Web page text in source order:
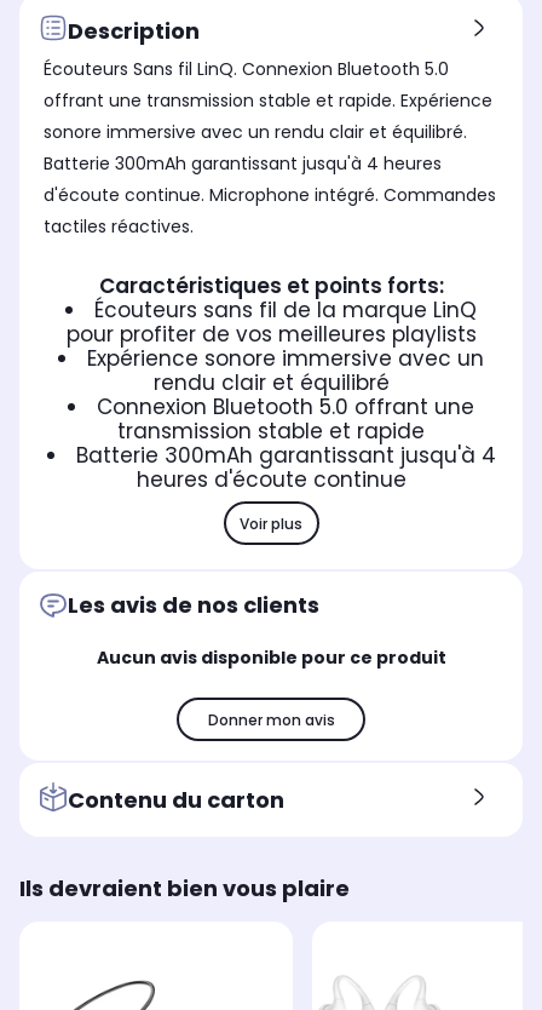
Confort d'écoute
intra-auriculaire
jusqu'à 12h
Autonomie des écouteurs
jusqu'à 4h
Temps de charge des écouteurs
Non concerné
jusqu'à 12h
Autonomie des écouteurs
jusqu'à 25h
Temps de charge des écouteurs
Description
Écouteurs Sans fil LinQ. Connexion Bluetooth 5.0
offrant une transmission stable et rapide. Expérience
sonore immersive avec un rendu clair et équilibré.
Batterie 300mAh garantissant jusqu'à 4 heures
d'écoute continue. Microphone intégré. Commandes
tactiles réactives.
Caractéristiques et points forts:
Écouteurs sans fil de la marque LinQ
pour profiter de vos meilleures playlists
Expérience sonore immersive avec un
rendu clair et équilibré
Connexion Bluetooth 5.0 offrant une
transmission stable et rapide
Batterie 300mAh garantissant jusqu'à 4
heures d'écoute continue
Voir plus
Les avis de nos clients
Aucun avis disponible pour ce produit
Donner mon avis
Contenu du carton
Ils devraient bien vous plaire